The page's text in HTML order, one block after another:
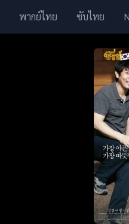
พากย์ไทย ซับไทย